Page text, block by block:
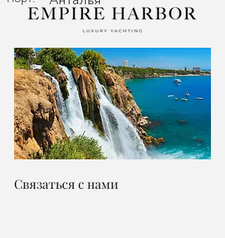
Связаться с нами